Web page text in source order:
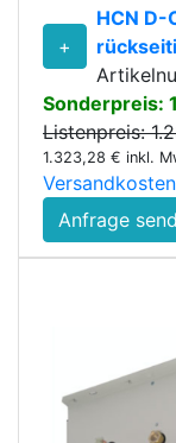
+
HCN D-
Sonderpreis:
Listenpreis:
1.323,28 € inkl.
Versandkosten
Anfrage